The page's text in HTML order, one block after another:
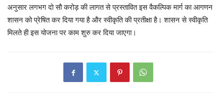
अनुसार लगभग दो सौ करोड़ की लागत से प्रस्तावित इस वैकल्पिक मार्ग का आगणन
शासन को प्रेषित कर दिया गया है और स्वीकृति की प्रतीक्षा है। शासन से स्वीकृति
मिलते ही इस योजना पर काम शुरु कर दिया जाएगा।